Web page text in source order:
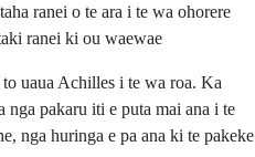
ranei o te ara i te wa ohorere
ranei ki ou waewae
uaua Achilles i te wa roa. Ka
pakaru iti e puta mai ana i te
nga huringa e pa ana ki te pakeke